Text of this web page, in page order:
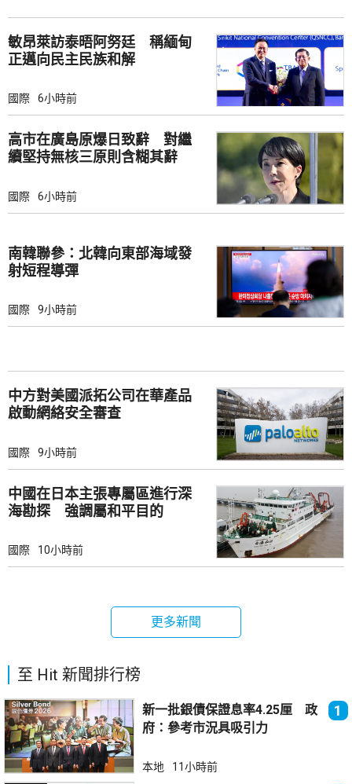
敏昂萊訪泰晤阿努廷 稱緬甸
正邁向民主民族和解
國際 6小時前
高市在廣島原爆日致辭 對繼
續堅持無核三原則含糊其辭
國際 6小時前
南韓聯參：北韓向東部海域發
射短程導彈
國際 9小時前
中方對美國派拓公司在華產品
啟動網絡安全審查
國際 9小時前
中國在日本主張專屬區進行深
海勘探 強調屬和平目的
國際 10小時前
更多新聞
至 Hit 新聞排行榜
新一批銀債保證息率4.25厘 政
府：參考市況具吸引力
1
本地 11小時前